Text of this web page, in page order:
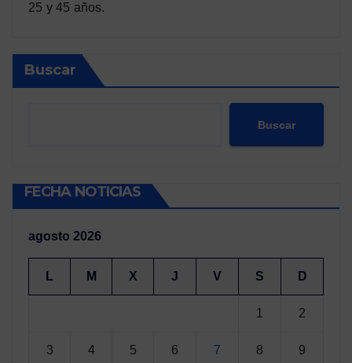
25 y 45 años.
Buscar
Buscar
FECHA NOTICIAS
agosto 2026
L M X J V S D
1 2
3 4 5 6 7 8 9